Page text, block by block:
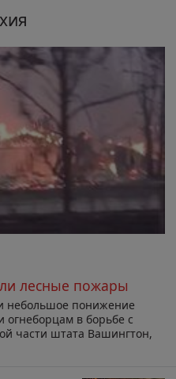
лесные пожары
небольшое понижение
огнеборцам в борьбе с
части штата Вашингтон,